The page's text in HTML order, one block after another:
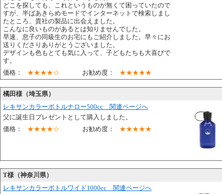
どこを探しても、これというものが無くて困っていたので
すが、半ばあきらめモードでインターネットで検索しまし
たところ、貴社の製品に出会えました。
こんなに良いものがあるとは知りませんでした。
早速、息子の同級生のお宅にもご紹介しました。早々にお
送りくださりありがとうございました。
デザインも色もとても気に入って、子どもたちも大喜びで
す。
価格：
★★★★☆ お勧め度： ★★★★★
橘田様（埼玉県）
レキサンカラーボトルナロー500cc 関連ページへ
父に誕生日プレゼントとして購入しました。
価格：
★★★★☆ お勧め度： ★★★★★
T様（神奈川県）
レキサンカラーボトルワイド1000cc 関連ページへ